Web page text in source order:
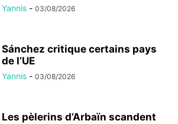
Yannis - 03/08/2026
Sánchez critique certains pays
de l’UE
Yannis - 03/08/2026
Les pèlerins d’Arbaïn scandent